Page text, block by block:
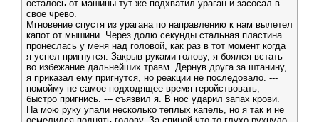
осталось от машины тут же подхватил ураган и засосал в
свое чрево.
Мгновение спустя из урагана по направлению к нам вылетел
капот от мышини. Через долю секунды стальная пластина
пронеслась у меня над головой, как раз в тот момент когда
я успел пригнутся. Закрыв руками голову, я боялся встать
во избежание дальнейших травм. Дернув друга за штанину,
я приказал ему пригнутся, но реакции не последовало. ---
помойму не самое подходящее время геройствовать,
быстро пригнись. --- съязвил я. В нос ударил запах крови.
На мою руку упали несколько теплых капель, но я так и не